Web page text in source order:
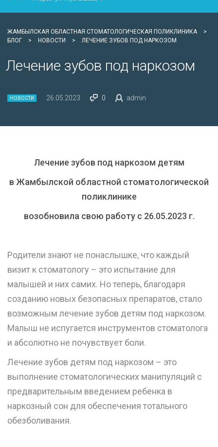
ЖАМБЫЛСКАЯ ОБЛАСТНАЯ СТОМАТОЛОГИЧЕСКАЯ ПОЛИКЛИНИКА
>
БЛОГ
> НОВОСТИ > ЛЕЧЕНИЕ ЗУБОВ ПОД НАРКОЗОМ
Лечение зубов под наркозом
НОВОСТИ 26.05.2023 0 admin
Лечение зубов под наркозом детям
в Жамбылской областной стоматологической
поликлинике
возобновила свою работу с 26.05.2023 г.
Родители знают не понаслышке, что каждый
визит к стоматологу – это испытание для
малышей и них самих. Но теперь, благодаря
созданию новых безопасных препаратов, стало
возможным лечение зубов детям под наркозом.
Малыш не испугается инструментов стоматолога
и абсолютно не почувствует боли.
Лечение зубов детям под наркозом – это
выполнение стоматологических манипуляций с
предварительным введением ребенка в
наркозный сон для обеспечения тотального
обезболивания.